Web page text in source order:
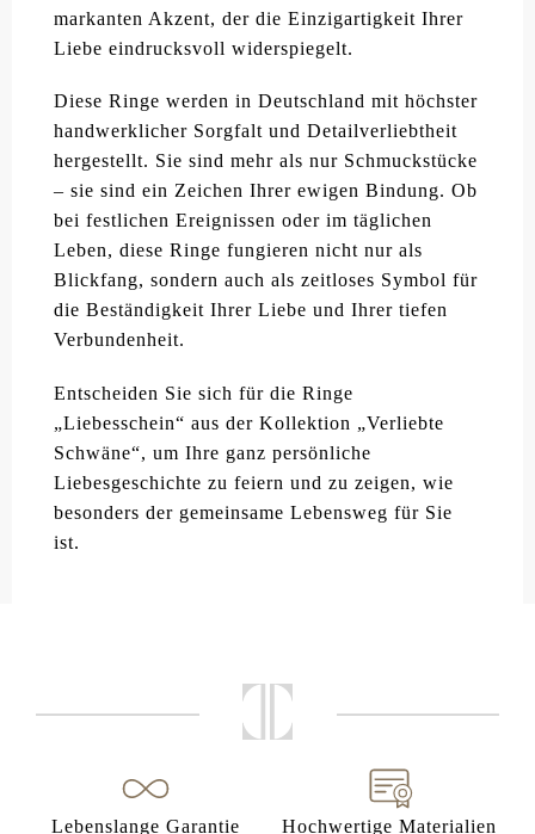
markanten Akzent, der die Einzigartigkeit Ihrer
Liebe eindrucksvoll widerspiegelt.
Diese Ringe werden in Deutschland mit höchster
handwerklicher Sorgfalt und Detailverliebtheit
hergestellt. Sie sind mehr als nur Schmuckstücke
– sie sind ein Zeichen Ihrer ewigen Bindung. Ob
bei festlichen Ereignissen oder im täglichen
Leben, diese Ringe fungieren nicht nur als
Blickfang, sondern auch als zeitloses Symbol für
die Beständigkeit Ihrer Liebe und Ihrer tiefen
Verbundenheit.
Entscheiden Sie sich für die Ringe
„Liebesschein“ aus der Kollektion „Verliebte
Schwäne“, um Ihre ganz persönliche
Liebesgeschichte zu feiern und zu zeigen, wie
besonders der gemeinsame Lebensweg für Sie
ist.
Lebenslange Garantie Hochwertige Materialien